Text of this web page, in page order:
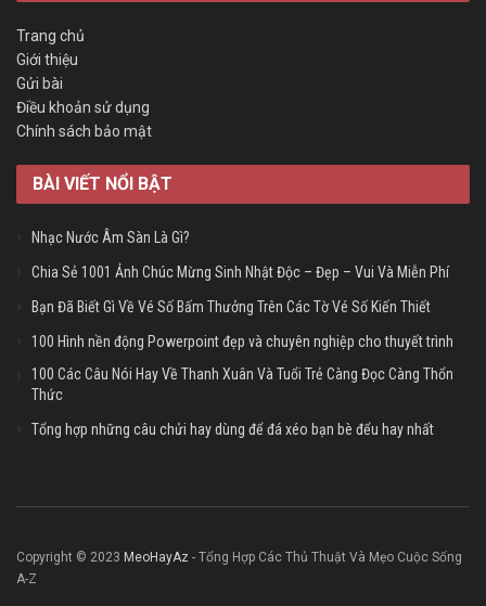
Trang chủ
Giới thiệu
Gửi bài
Điều khoản sử dụng
Chính sách bảo mật
BÀI VIẾT NỔI BẬT
Nhạc Nước Âm Sàn Là Gì?
Chia Sẻ 1001 Ảnh Chúc Mừng Sinh Nhật Độc – Đẹp – Vui Và Miễn Phí
Bạn Đã Biết Gì Về Vé Số Bấm Thưởng Trên Các Tờ Vé Số Kiến Thiết
100 Hình nền động Powerpoint đẹp và chuyên nghiệp cho thuyết trình
100 Các Câu Nói Hay Về Thanh Xuân Và Tuổi Trẻ Càng Đọc Càng Thổn
Thức
Tổng hợp những câu chửi hay dùng để đá xéo bạn bè đểu hay nhất
Copyright © 2023 MeoHayAz - Tổng Hợp Các Thủ Thuật Và Mẹo Cuộc Sống
A-Z